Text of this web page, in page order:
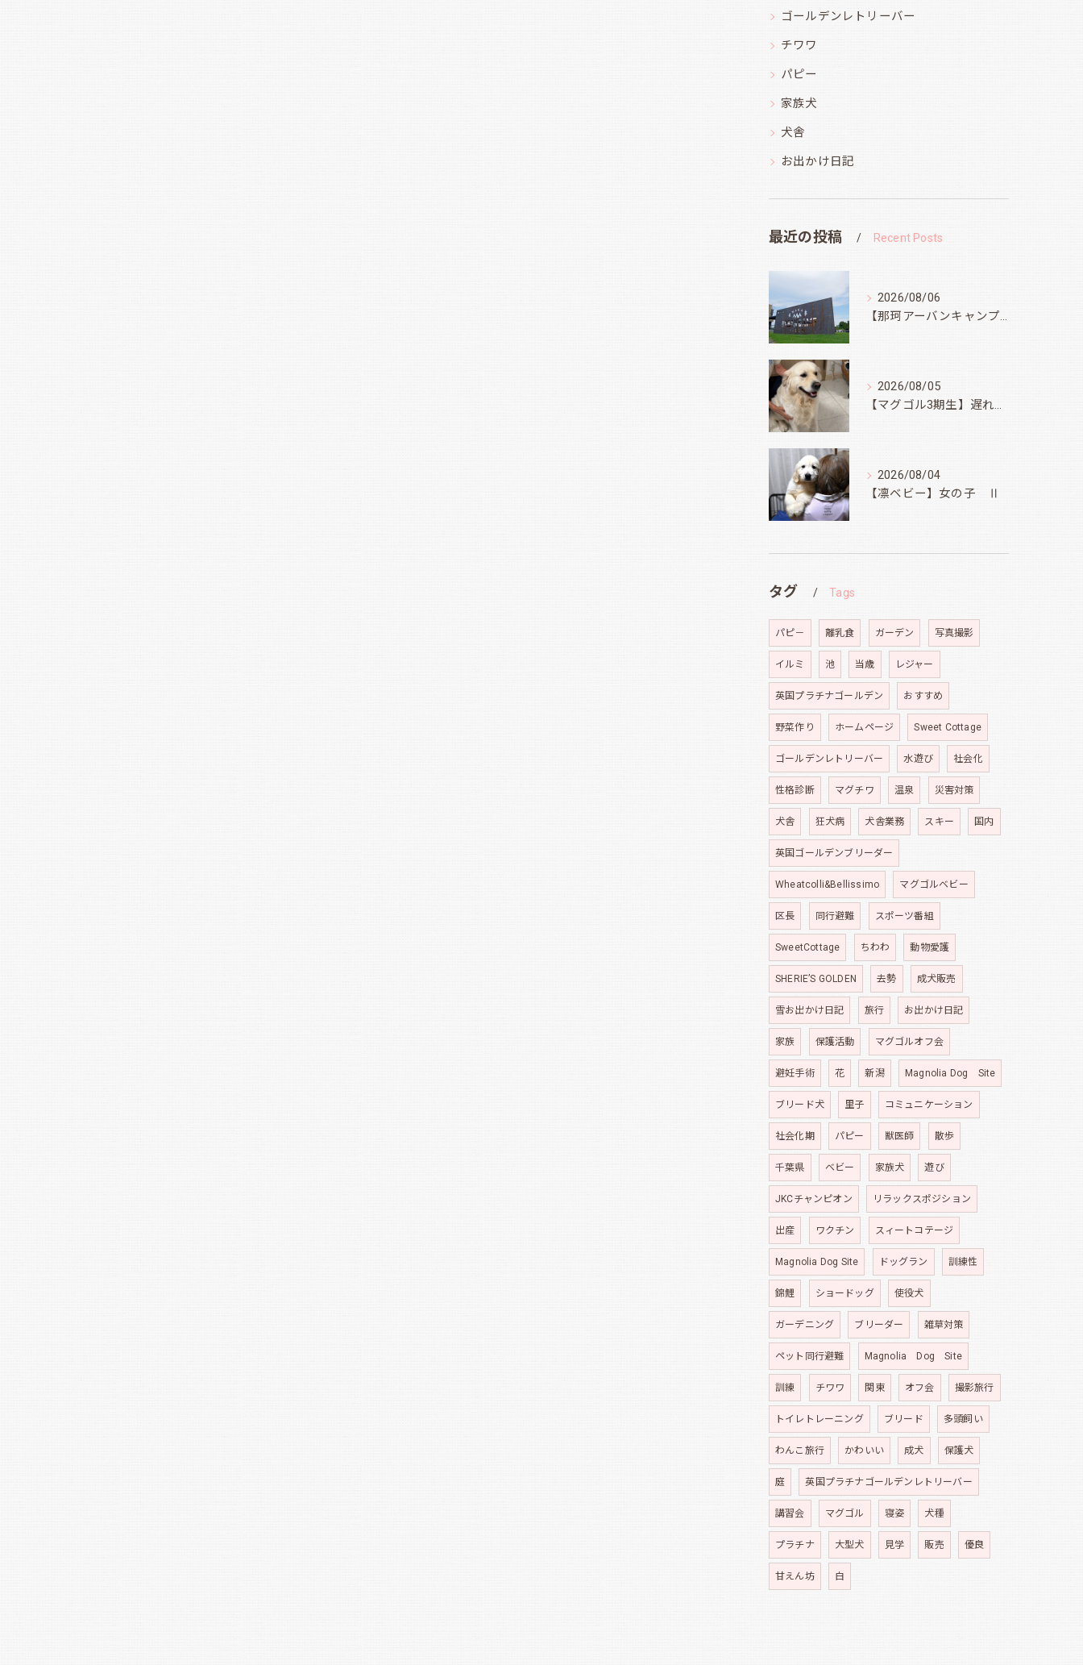
ゴールデンレトリーバー
チワワ
パピー
家族犬
犬舎
お出かけ日記
最近の投稿 Recent Posts
2026/08/06
【那珂アーバンキャンプフィールド】
2026/08/05
【マグゴル3期生】遅ればせながら
2026/08/04
【凛ベビー】女の子 Ⅱ
タグ Tags
パピ－ 離乳食 ガーデン 写真撮影
イルミ 池 当歳 レジャー
英国プラチナゴールデン おすすめ
野菜作り ホームページ Sweet Cottage
ゴールデンレトリーバー 水遊び 社会化
性格診断 マグチワ 温泉 災害対策
犬舎 狂犬病 犬舎業務 スキー 国内
英国ゴールデンブリーダー
Wheatcolli&Bellissimo マグゴルベビー
区長 同行避難 スポーツ番組
SweetCottage ちわわ 動物愛護
SHERIE’S GOLDEN 去勢 成犬販売
雪お出かけ日記 旅行 お出かけ日記
家族 保護活動 マグゴルオフ会
避妊手術 花 新潟 Magnolia Dog Site
ブリード犬 里子 コミュニケーション
社会化期 パピー 獣医師 散歩
千葉県 ベビー 家族犬 遊び
JKCチャンピオン リラックスポジション
出産 ワクチン スィートコテージ
Magnolia Dog Site ドッグラン 訓練性
錦鯉 ショードッグ 使役犬
ガーデニング ブリーダー 雑草対策
ペット同行避難 Magnolia Dog Site
訓練 チワワ 関東 オフ会 撮影旅行
トイレトレーニング ブリード 多頭飼い
わんこ旅行 かわいい 成犬 保護犬
庭 英国プラチナゴールデンレトリーバー
講習会 マグゴル 寝姿 犬種
プラチナ 大型犬 見学 販売 優良
甘えん坊 白